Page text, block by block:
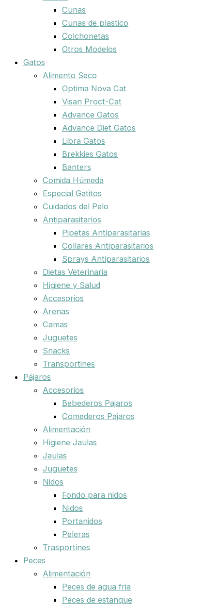
Cunas
Cunas de plastico
Colchonetas
Otros Modelos
Gatos
Alimento Seco
Optima Nova Cat
Visan Proct-Cat
Advance Gatos
Advance Diet Gatos
Libra Gatos
Brekkies Gatos
Banters
Comida Húmeda
Especial Gatitos
Cuidados del Pelo
Antiparasitarios
Pipetas Antiparasitarias
Collares Antiparasitarios
Sprays Antiparasitarios
Dietas Veterinaria
Higiene y Salud
Accesorios
Arenas
Camas
Juguetes
Snacks
Transportines
Pájaros
Accesorios
Bebederos Pajaros
Comederos Pajaros
Alimentación
Higiene Jaulas
Jaulas
Juguetes
Nidos
Fondo para nidos
Nidos
Portanidos
Peleras
Trasportines
Peces
Alimentación
Peces de agua fria
Peces de estanque